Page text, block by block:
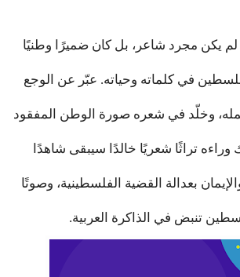
يكن مجرد شاعر، بل كان ضميرًا وطنيًا
في كلماته وحياته. عبّر عن الوجع
وخلّد في شعره صورة الوطن المفقود
وراءه تراثًا شعريًا خالدًا سيبقى شاهدًا
بعدالة القضية الفلسطينية، وصوتًا
تنبض في الذاكرة العربية.